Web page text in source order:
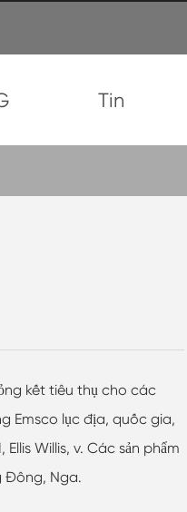
Tin
kết tiêu thụ cho các
Emsco lục địa, quốc gia,
Willis, v. Các sản phẩm
Đông, Nga.